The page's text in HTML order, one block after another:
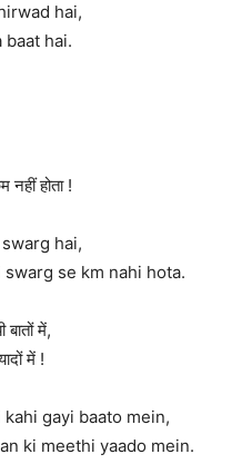
hai,
hai.
नहीं होता !
hai,
se km nahi hota.
बातों में,
में !
gayi baato mein,
ki meethi yaado mein.